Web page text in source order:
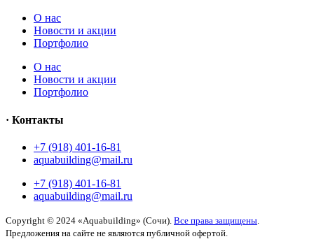
O нас
Новости и акции
Портфолио
O нас
Новости и акции
Портфолио
· Контакты
+7 (918) 401-16-81
aquabuilding@mail.ru
+7 (918) 401-16-81
aquabuilding@mail.ru
Copyright © 2024 «Aquabuilding» (Сочи). Все права защищены
Предложения на сайте не являются публичной офертой.